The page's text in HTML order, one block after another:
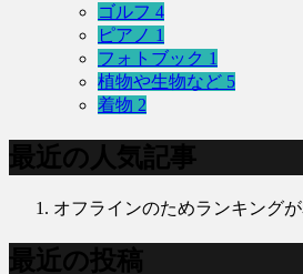
ゴルフ 4
ピアノ 1
フォトブック 1
植物や生物など 5
着物 2
最近の人気記事
オフラインのためランキング
最近の投稿